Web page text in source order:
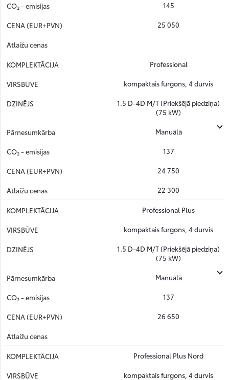
145
25 050
Professional
kompaktais furgons, 4 durvis
1.5 D-4D M/T (Priekšējā piedziņa)
(75 kW)
Manuālā
137
24 750
22 300
Professional Plus
kompaktais furgons, 4 durvis
1.5 D-4D M/T (Priekšējā piedziņa)
(75 kW)
Manuālā
137
26 650
Professional Plus Nord
kompaktais furgons, 4 durvis